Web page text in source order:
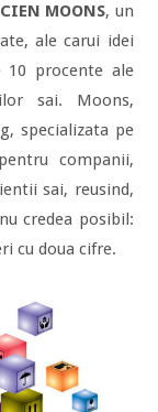
MOONS, un
ale carui idei
10 procente ale
sai. Moons,
specializata pe
companii,
sai, reusind,
credea posibil:
cu doua cifre.